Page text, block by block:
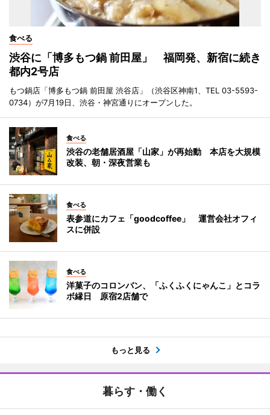
食べる
渋谷に「博多もつ鍋 前田屋」 福岡発、新宿に続き
都内2号店
もつ鍋店「博多もつ鍋 前田屋 渋谷店」（渋谷区神南1、TEL 03-5593-
0734）が7月19日、渋谷・神宮通りにオープンした。
食べる
渋谷の老舗居酒屋「山家」が再始動 本店を大規模
改装、朝・深夜営業も
食べる
表参道にカフェ「goodcoffee」 運営会社オフィ
スに併設
食べる
洋菓子のコロンバン、「ふくふくにゃんこ」とコラ
ボ縁日 原宿2店舗で
もっと見る
暮らす・働く